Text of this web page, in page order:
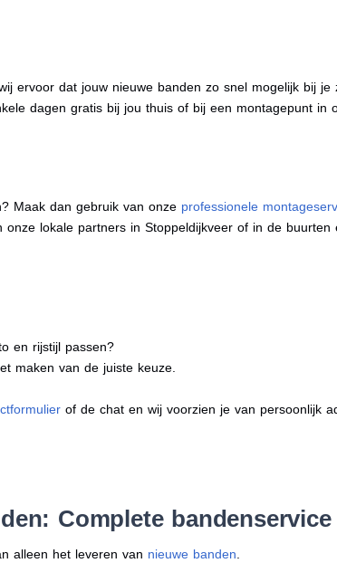
ervoor dat jouw nieuwe banden zo snel mogelijk bij je
dagen gratis bij jou thuis of bij een montagepunt in
Maak dan gebruik van onze professionele
lokale partners in Stoppeldijkveer of in de
en rijstijl passen?
maken van de juiste keuze.
of de chat en wij voorzien je van persoonlijk
Complete
alleen het leveren van nieuwe banden.